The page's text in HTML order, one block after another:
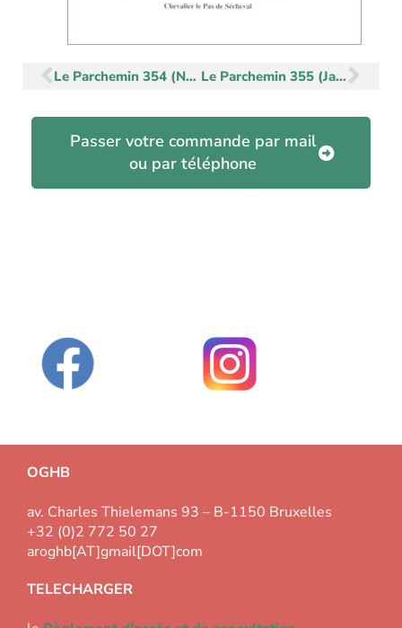
Précédent Le Parchemin 354 (Novembre-Décembre 2004) Le Parchemin 355 (Janvier-Février 2005)
Passer votre commande par mail
ou par téléphone
OGHB
av. Charles Thielemans 93 – B-1150 Bruxelles
+32 (0)2 772 50 27
aroghb[AT]gmail[DOT]com
TELECHARGER